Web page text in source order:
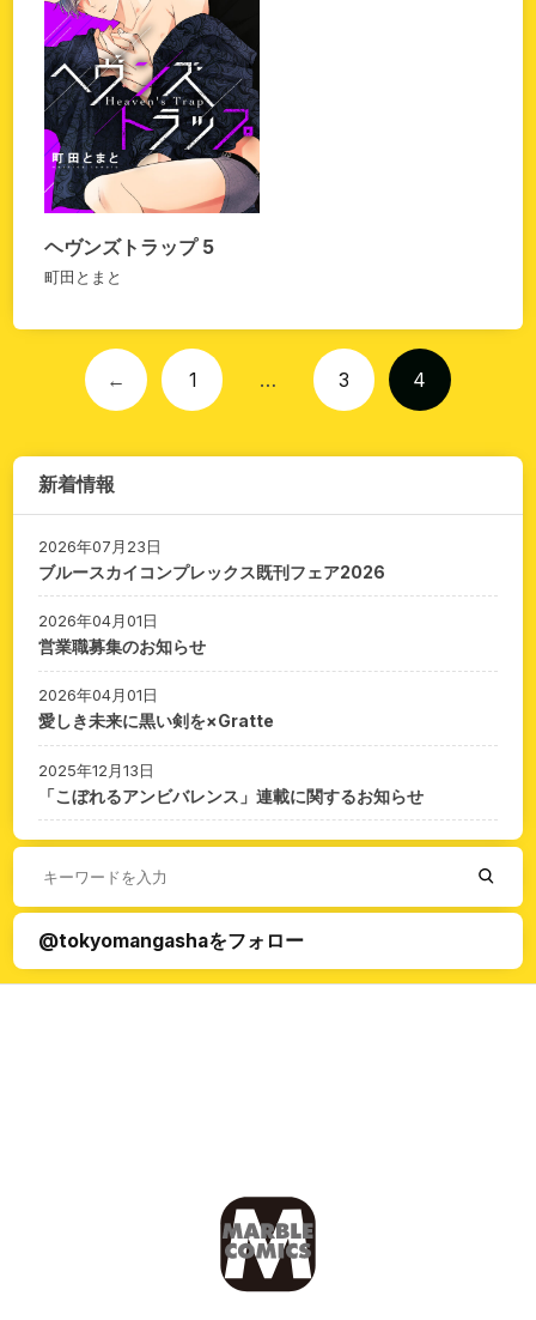
ヘヴンズトラップ 5
町田とまと
新着情報
2026年07月23日
ブルースカイコンプレックス既刊フェア2026
2026年04月01日
営業職募集のお知らせ
2026年04月01日
愛しき未来に黒い剣を×Gratte
2025年12月13日
「こぼれるアンビバレンス」連載に関するお知らせ
@tokyomangashaをフォロー
← 1 … 3 4